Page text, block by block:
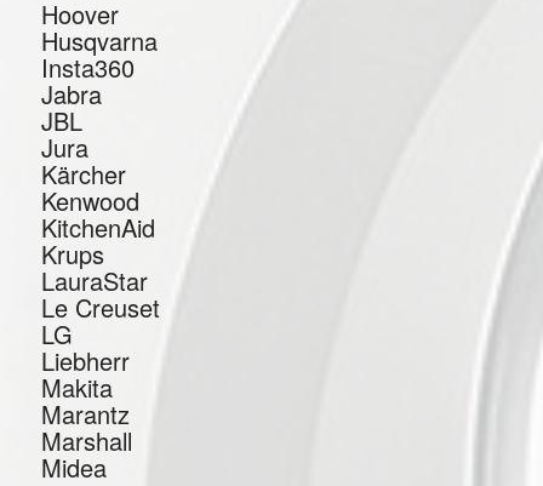
Hoover
Husqvarna
Insta360
Jabra
JBL
Jura
Kärcher
Kenwood
KitchenAid
Krups
LauraStar
Le Creuset
LG
Liebherr
Makita
Marantz
Marshall
Midea